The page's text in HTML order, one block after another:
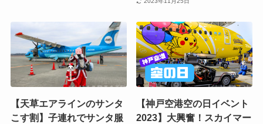
【天草エアラインのサンタ
こす割】子連れでサンタ服
【神戸空港空の日イベント
2023】大興奮！スカイマー